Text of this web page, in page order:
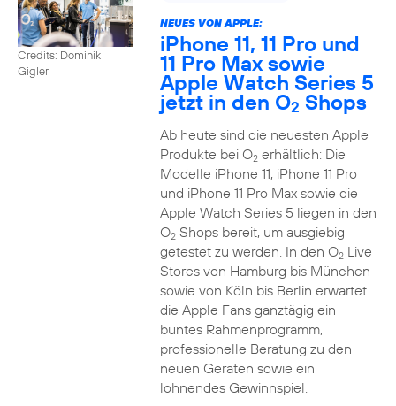
Credits: Dominik
Gigler
NEUES VON APPLE:
iPhone 11, 11 Pro und
11 Pro Max sowie
Apple Watch Series 5
jetzt in den O2 Shops
Ab heute sind die neuesten Apple
Produkte bei O2erhältlich: Die
Modelle iPhone 11, iPhone 11 Pro
und iPhone 11 Pro Max sowie die
Apple Watch Series 5 liegen in den
O2Shops bereit, um ausgiebig
getestet zu werden. In den O2Live
Stores von Hamburg bis München
sowie von Köln bis Berlin erwartet
die Apple Fans ganztägig ein
buntes Rahmenprogramm,
professionelle Beratung zu den
neuen Geräten sowie ein
lohnendes Gewinnspiel.